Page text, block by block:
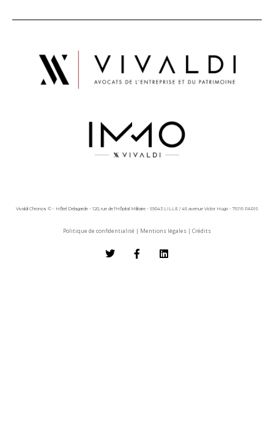
Vivaldi Chronos © - Hôtel Delagarde - 120, rue de l'Hôpital Militaire - 59043 LILLE / 45 avenue Victor Hugo - 75116 PARIS
Politique de confidentialité | Mentions légales | Crédits